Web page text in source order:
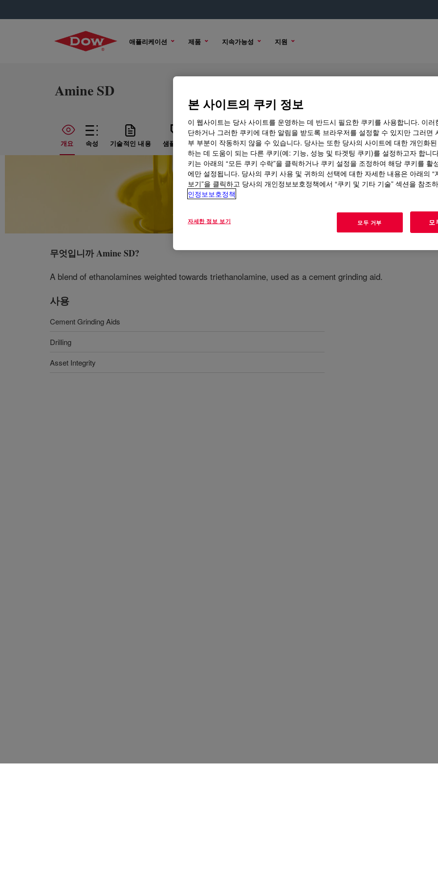
애플리케이션 제품 지속가능성 지원
Amine SD
개요 속성 기술적인 내용 샘플 옵션 구매 옵션
무엇입니까Amine SD?
A blend of ethanolamines weighted towards triethanolamine, used as a cement grinding aid.
사용
Cement Grinding Aids
Drilling
Asset Integrity
본 사이트의 쿠키 정보
이 웹사이트는 당사 사이트를 운영하는 데 반드시 필요한 쿠키를 사용합니다. 이러
단하거나 그러한 쿠키에 대한 알림을 받도록 브라우저를 설정할 수 있지만 그러면
부 부분이 작동하지 않을 수 있습니다. 당사는 또한 당사의 사이트에 대한 개인화
하는 데 도움이 되는 다른 쿠키(예: 기능, 성능 및 타겟팅 쿠키)를 설정하고자 합니
키는 아래의 “모든 쿠키 수락”을 클릭하거나 쿠키 설정을 조정하여 해당 쿠키를 활
에만 설정됩니다. 당사의 쿠키 사용 및 귀하의 선택에 대한 자세한 내용은 아래의 “
보기”을 클릭하고 당사의 개인정보보호정책에서 “쿠키 및 기타 기술” 섹션을 참조
인정보보호정책
자세한 정보 보기 모두 거부 모